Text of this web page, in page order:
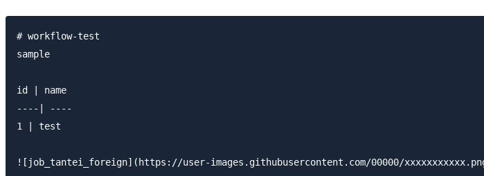
# workflow-test
sample
id | name
----| ----
1 | test